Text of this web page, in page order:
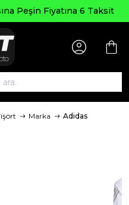
Peşin Fiyatına 6 Taksit
Marka Adidas